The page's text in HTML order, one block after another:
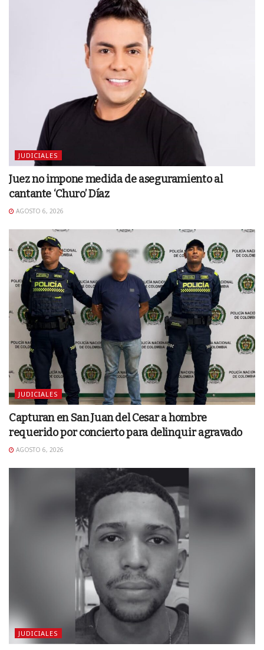
JUDICIALES
Juez no impone medida de aseguramiento al
cantante ‘Churo’ Díaz
AGOSTO 6, 2026
JUDICIALES
Capturan en San Juan del Cesar a hombre
requerido por concierto para delinquir agravado
AGOSTO 6, 2026
JUDICIALES